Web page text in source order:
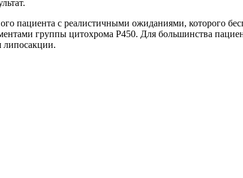
пациента с реалистичными ожиданиями, которого
группы цитохрома Р450. Для большинства
липосакции.